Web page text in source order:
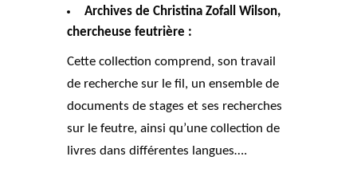
Archives de Christina Zofall Wilson,
chercheuse feutrière :
Cette collection comprend, son travail
de recherche sur le fil, un ensemble de
documents de stages et ses recherches
sur le feutre, ainsi qu’une collection de
livres dans différentes langues….